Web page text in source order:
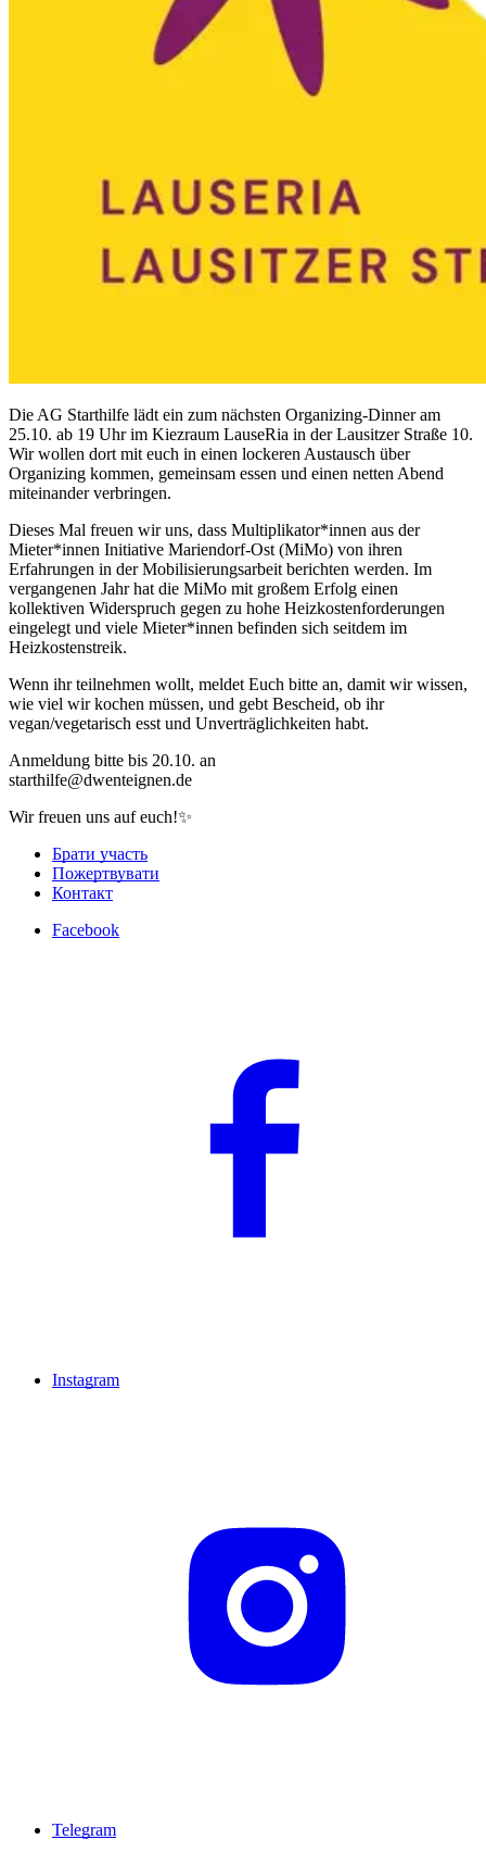
Die AG Starthilfe lädt ein zum nächsten Organizing-Dinner am
25.10. ab 19 Uhr im Kiezraum LauseRia in der Lausitzer Straße 10.
Wir wollen dort mit euch in einen lockeren Austausch über
Organizing kommen, gemeinsam essen und einen netten Abend
miteinander verbringen.
Dieses Mal freuen wir uns, dass Multiplikator*innen aus der
Mieter*innen Initiative Mariendorf-Ost (MiMo) von ihren
Erfahrungen in der Mobilisierungsarbeit berichten werden. Im
vergangenen Jahr hat die MiMo mit großem Erfolg einen
kollektiven Widerspruch gegen zu hohe Heizkostenforderungen
eingelegt und viele Mieter*innen befinden sich seitdem im
Heizkostenstreik.
Wenn ihr teilnehmen wollt, meldet Euch bitte an, damit wir wissen,
wie viel wir kochen müssen, und gebt Bescheid, ob ihr
vegan/vegetarisch esst und Unverträglichkeiten habt.
Anmeldung bitte bis 20.10. an
starthilfe@dwenteignen.de
Wir freuen uns auf euch!✨
Брати участь
Пожертвувати
Контакт
Facebook
Instagram
Telegram